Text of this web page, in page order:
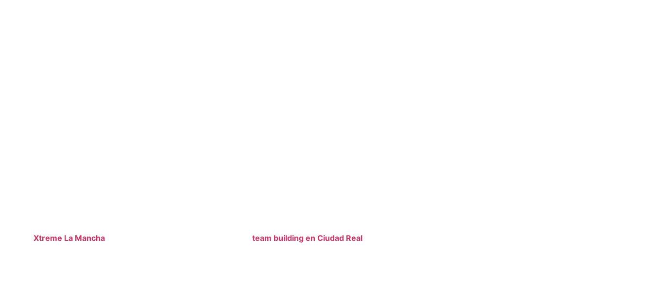
Xtreme La Mancha team building en Ciudad Real